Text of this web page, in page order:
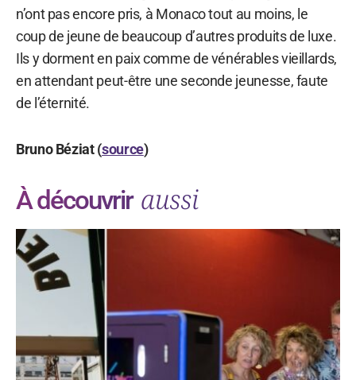
n’ont pas encore pris, à Monaco tout au moins, le
coup de jeune de beaucoup d’autres produits de luxe.
Ils y dorment en paix comme de vénérables vieillards,
en attendant peut-être une seconde jeunesse, faute
de l’éternité.
Bruno Béziat (source)
À découvrir aussi